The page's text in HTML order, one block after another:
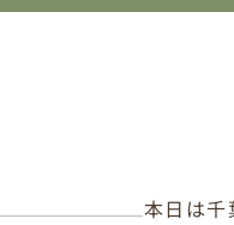
本日は千